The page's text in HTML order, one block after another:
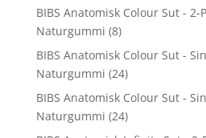
BIBS Anatomisk Colour Sut - 2-
Naturgummi (8)
BIBS Anatomisk Colour Sut -
Naturgummi (24)
BIBS Anatomisk Colour Sut -
Naturgummi (24)